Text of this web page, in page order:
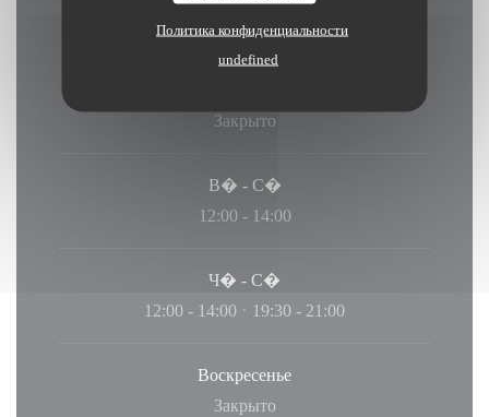
Политика конфиденциальности
undefined
Закрыто
В� - С�
12:00 - 14:00
Ч� - С�
12:00 - 14:00 • 19:30 - 21:00
Воскресенье
Закрыто